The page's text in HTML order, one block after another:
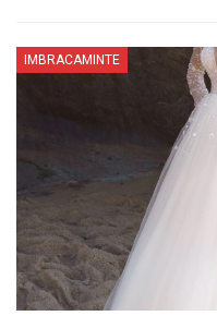
IMBRACAMINTE